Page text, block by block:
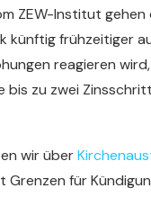
ZEW-Institut gehen
künftig frühzeitiger
reagieren
bis zu zwei
wir über
Grenzen für